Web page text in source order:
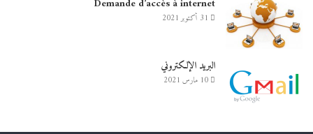
Demande d’accès à internet
31 أكتوبر 2021
البريد الإلكتروني
10 مارس 2021